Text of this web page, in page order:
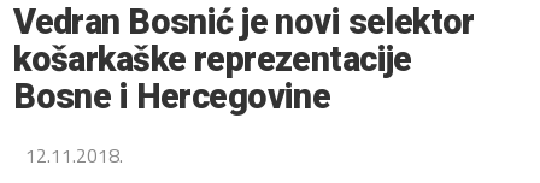
Vedran Bosnić je novi selektor
košarkaške reprezentacije
Bosne i Hercegovine
12.11.2018.